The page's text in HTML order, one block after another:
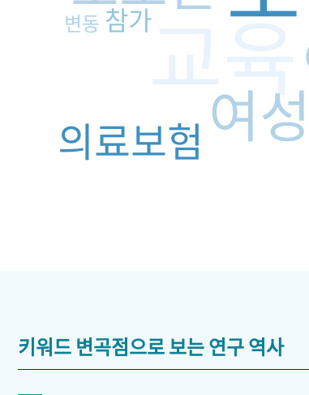
교육
여성
의료보험
참가
변동
키워드 변곡점으로 보는 연구 역사